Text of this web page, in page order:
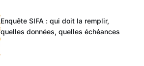
Enquête SIFA : qui doit la remplir,
quelles données, quelles échéances